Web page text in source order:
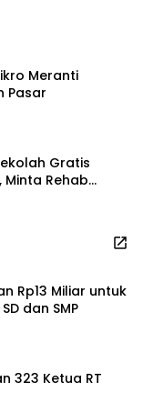
Meranti
Pasar
Gratis
Minta Rehab
Rp13 Miliar untuk
dan SMP
323 Ketua RT